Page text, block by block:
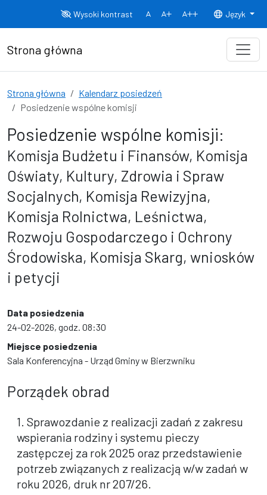
Wysoki kontrast
Normalny rozmiar czcionki
Rozmiar czcionki 150% Rozmiar
Język
Strona główna
Strona główna
Kalendarz posiedzeń
Posiedzenie wspólne komisji
Posiedzenie wspólne komisji:
Komisja Budżetu i Finansów, Komisja
Oświaty, Kultury, Zdrowia i Spraw
Socjalnych, Komisja Rewizyjna,
Komisja Rolnictwa, Leśnictwa,
Rozwoju Gospodarczego i Ochrony
Środowiska, Komisja Skarg, wniosków
i petycji
Data posiedzenia
24-02-2026, godz. 08:30
Miejsce posiedzenia
Sala Konferencyjna - Urząd Gminy w Bierzwniku
Porządek obrad
1. Sprawozdanie z realizacji zadań z zakresu
wspierania rodziny i systemu pieczy
zastępczej za rok 2025 oraz przedstawienie
potrzeb związanych z realizacją w/w zadań w
roku 2026, druk nr 207/26.